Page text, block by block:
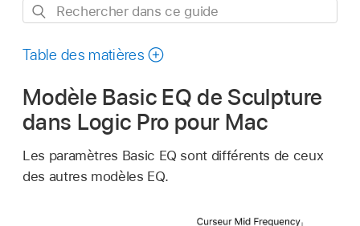
Rechercher
ce
Table des matières
Modèle Basic EQ de Sculpture
dans Logic Pro pour Mac
Les paramètres Basic EQ sont différents de ceux
des autres modèles EQ.